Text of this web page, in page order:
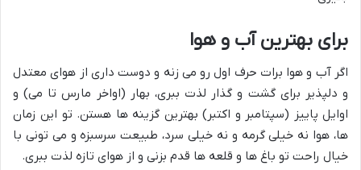
برای بهترین آب و هوا
اگر آب و هوا برات حرف اول رو می زنه و دوست داری از هوای معتدل
و دلپذیر برای گشت و گذار لذت ببری، بهار (اواخر مارس تا می) و
اوایل پاییز (سپتامبر و اکتبر) بهترین گزینه ها هستن. تو این زمان
ها، هوا نه خیلی گرمه و نه خیلی سرد، طبیعت سرسبزه و می تونی با
خیال راحت تو باغ ها و قلعه ها قدم بزنی و از هوای تازه لذت ببری.